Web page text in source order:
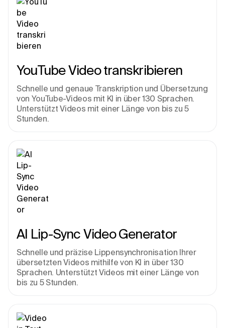
YouTube Video transkribieren
Schnelle und genaue Transkription und Übersetzung
von YouTube-Videos mit KI in über 130 Sprachen.
Unterstützt Videos mit einer Länge von bis zu 5
Stunden.
AI Lip-Sync Video Generator
Schnelle und präzise Lippensynchronisation Ihrer
übersetzten Videos mithilfe von KI in über 130
Sprachen. Unterstützt Videos mit einer Länge von
bis zu 5 Stunden.